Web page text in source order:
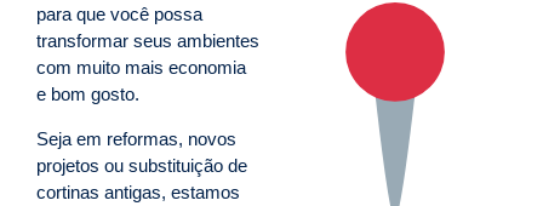
para que você possa
transformar seus ambientes
com muito mais economia
e bom gosto.
Seja em reformas, novos
projetos ou substituição de
cortinas antigas, estamos